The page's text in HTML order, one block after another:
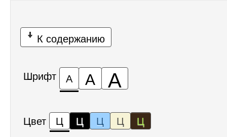
К содержанию
Шрифт А А А
Цвет Ц Ц Ц Ц Ц